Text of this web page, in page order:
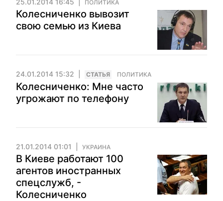
25.01.2014 16:45 ПОЛИТИКА
Колесниченко вывозит
свою семью из Киева
24.01.2014 15:32 CТАТЬЯ ПОЛИТИКА
Колесниченко: Мне часто
угрожают по телефону
21.01.2014 01:01 УКРАИНА
В Киеве работают 100
агентов иностранных
спецслужб, -
Колесниченко